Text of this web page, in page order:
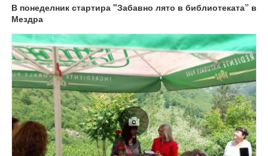
В понеделник стартира "Забавно лято в библиотеката” в
Мездра